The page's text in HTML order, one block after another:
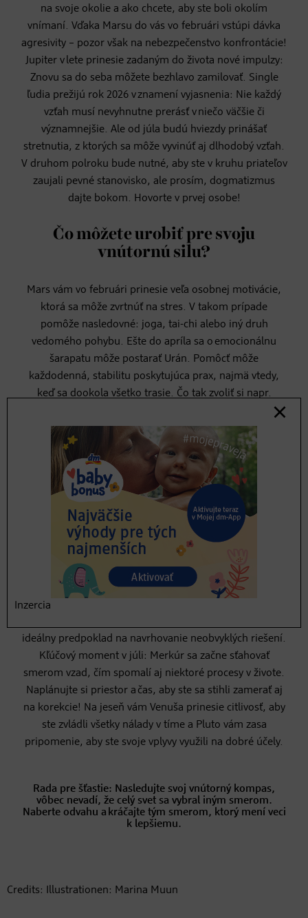
na svoje okolie a ako chcete, aby ste boli okolím
vnímaní. Vďaka Marsu do vás vo februári vstúpi dávka
agresivity – pozor však na nebezpečenstvo konfrontácie!
Jupiter v lete prinesie zadaným do života nové impulzy:
Znovu sa do seba môžete bezhlavo zamilovať. Single
ľudia prežijú rok 2026 v znamení vyjasnenia: Nie každý
vzťah musí nevyhnutne prerásť v niečo väčšie či
významnejšie. Ale od júla budú hviezdy prinášať
stretnutia, z ktorých sa môže vyvinúť aj dlhodobý vzťah.
V druhom polroku bude nutné, aby ste v kruhu priateľov
zaujali pevné stanovisko, ale prosím, dogmatizmus
dajte bokom. Hovorte v prvej osobe!
Čo môžete urobiť pre svoju
vnútornú silu?
Mars vám vo februári prinesie veľa osobnej motivácie,
ktorá sa môže zvrtnúť na stres. V takom prípade
pomôže nasledovné: joga, tai-chi alebo iný druh
vedomého pohybu. Ešte do apríla sa o emocionálnu
šarapatu môže postarať Urán. Pomôcť môže
každodenná, stabilitu poskytujúca prax, najmä vtedy,
keď sa dookola všetko trasie. Čo tak zvoliť si napr.
prokrastinácia. Tu nepomôže nič iné, len sa kriticky
pozrieť na rutiny, ktoré ste si vžili: Ako zmysluplne
využívate svoj čas? Akému dôležitému kroku sa vyhýbate
len preto, že sa ho bojíte?
Ako to pôjde v práci?
Jún prinesie do života priaznivý vietor: tie správne dvere
k vytúženej kariére otvoria hneď štyri planéty. A práve tí,
ktorí sa zviditeľnia prezentovaním múdrych koncepcií,
budú mať v rukách tie najlepšie karty. Koncom júna sa
ideálny predpoklad na navrhovanie neobvyklých riešení.
Kľúčový moment v júli: Merkúr sa začne sťahovať
smerom vzad, čím spomalí aj niektoré procesy v živote.
Naplánujte si priestor a čas, aby ste sa stihli zamerať aj
na korekcie! Na jeseň vám Venuša prinesie citlivosť, aby
ste zvládli všetky nálady v tíme a Pluto vám zasa
pripomenie, aby ste svoje vplyvy využili na dobré účely.
Rada pre šťastie: Nasledujte svoj vnútorný kompas,
vôbec nevadí, že celý svet sa vybral iným smerom.
Naberte odvahu a kráčajte tým smerom, ktorý mení veci
k lepšiemu.
Credits: Illustrationen: Marina Muun
Inzercia